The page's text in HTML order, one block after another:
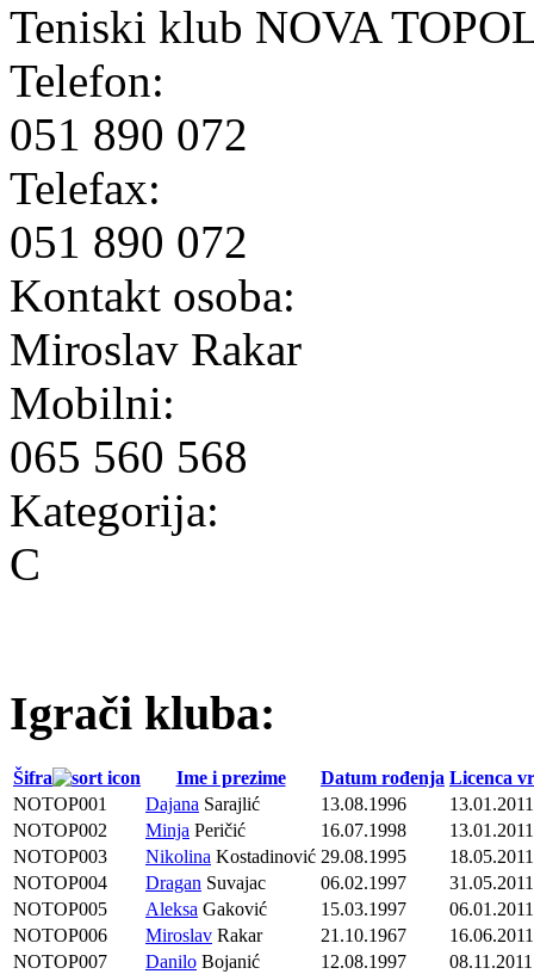
Teniski klub NOVA
Telefon:
051 890 072
Telefax:
051 890 072
Kontakt osoba:
Miroslav Rakar
Mobilni:
065 560 568
Kategorija:
C
Igrači kluba:
Šifra Ime i prezime Datum rođenja Licenca
NOTOP001
Dajana Sarajlić 13.08.1996
13.01.2011
NOTOP002
Minja Peričić 16.07.1998
13.01.2011
NOTOP003
Nikolina Kostadinović 29.08.1995
18.05.2011
NOTOP004
Dragan Suvajac 06.02.1997
31.05.2011
NOTOP005
Aleksa Gaković 15.03.1997
06.01.2011
NOTOP006
Miroslav Rakar 21.10.1967
16.06.2011
NOTOP007
Danilo Bojanić 12.08.1997
08.11.2011